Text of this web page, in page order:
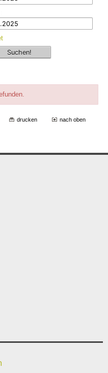
drucken nach oben